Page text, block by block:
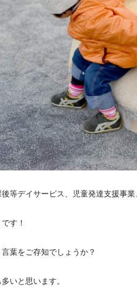
等デイサービス、児童発達支援事業
す！
葉をご存知でしょうか？
いと思います。